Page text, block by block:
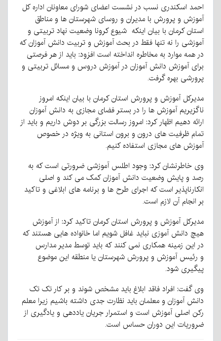
احمد اسکندری نسب در نشست اعضای شورای معاونان اداره کل
آموزش و پرورش با مدیران و روسای شهرستان ها و مناطق
استان کرمان با بیان اینکه شیوع کرونا وضعیت نهاد تربیتی و
آموزشی را نه تنها فقط در بحث آموزش و تربیت دانش آموزان که
در همه موارد به مخاطره انداخته است افزود: باید از هر فرصتی
برای آموزش دانش آموزان در آموزش دروس و مسائل تربیتی و
پرورشی بهره گرفت.
مدیرکل آموزش و پرورش استان کرمان با بیان اینکه امروز
ناگزیریم آموزش ها را در بستر فضای مجازی به دانش آموزان
ارائه دهیم اظهار کرد: امروز رسالت بزرگی بر دوش داریم و باید از
تمام ظرفیت های درون و برون استانی به ویژه در خصوص
آموزش های مجازی استفاده کنیم.
وی خاطرنشان کرد: وجود اطلس آموزشی ضرورتی است که به
رصد و پایش وضعیت دانش آموزان کمک می کند و اصلی
انکارناپذیر است که اجرای طرح ها و برنامه های ابلاغی و تاکید
بر انجام آن لازم است.
مدیرکل آموزش و پرورش استان کرمان تاکید کرد: از آموزش
هیچ دانش آموزی نباید غافل شویم اما خانواده هایی هستند که
در این زمینه همکاری نمی کنند که باید توسط مدیر مدارس
و رئیس آموزش و پرورش شهرستان یا منطقه این موضوع
پیگیری شود.
وی گفت: افراد فاقد ابلاغ باید مشخص شوند و بر کار تک تک
دانش آموزان و معلمان باید نظارت جدی داشته باشیم زیرا معلم
رکن اصلی آموزش است و استمرار جریان یاددهی و یادگیری از
ضروریات این دوران حساس است.